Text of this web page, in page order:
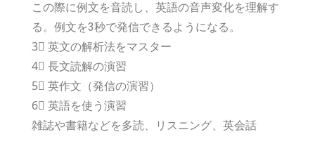
この際に例文を音読し、英語の音声変化を理解す
る。例文を3秒で発信できるようになる。
3⃣ 英文の解析法をマスター
4⃣ 長文読解の演習
5⃣ 英作文（発信の演習）
6⃣ 英語を使う演習
雑誌や書籍などを多読、リスニング、英会話